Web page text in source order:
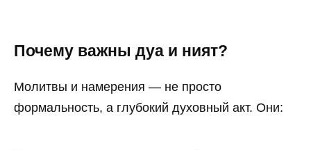
Почему важны дуа и ният?
Молитвы и намерения — не просто
формальность, а глубокий духовный акт. Они: